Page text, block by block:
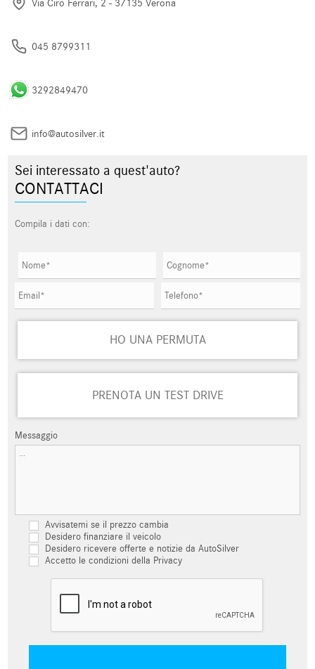
Via Ciro Ferrari, 2 - 37135 Verona
045 8799311
3292849470
info@autosilver.it
Sei interessato a quest'auto?
CONTATTACI
Compila i dati con:
HO UNA PERMUTA
PRENOTA UN TEST DRIVE
Messaggio
Avvisatemi se il prezzo cambia
Desidero finanziare il veicolo
Desidero ricevere offerte e notizie da AutoSilver
Accetto le condizioni della Privacy